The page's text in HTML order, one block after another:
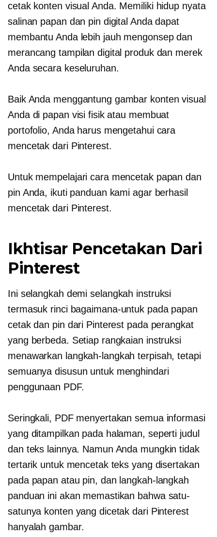
cetak konten visual Anda. Memiliki hidup nyata
salinan papan dan pin digital Anda dapat
membantu Anda lebih jauh mengonsep dan
merancang tampilan digital produk dan merek
Anda secara keseluruhan.
Baik Anda menggantung gambar konten visual
Anda di papan visi fisik atau membuat
portofolio, Anda harus mengetahui cara
mencetak dari Pinterest.
Untuk mempelajari cara mencetak papan dan
pin Anda, ikuti panduan kami agar berhasil
mencetak dari Pinterest.
Ikhtisar Pencetakan Dari
Pinterest
Ini selangkah demi selangkah instruksi
termasuk rinci bagaimana-untuk pada papan
cetak dan pin dari Pinterest pada perangkat
yang berbeda. Setiap rangkaian instruksi
menawarkan langkah-langkah terpisah, tetapi
semuanya disusun untuk menghindari
penggunaan PDF.
Seringkali, PDF menyertakan semua informasi
yang ditampilkan pada halaman, seperti judul
dan teks lainnya. Namun Anda mungkin tidak
tertarik untuk mencetak teks yang disertakan
pada papan atau pin, dan langkah-langkah
panduan ini akan memastikan bahwa satu-
satunya konten yang dicetak dari Pinterest
hanyalah gambar.